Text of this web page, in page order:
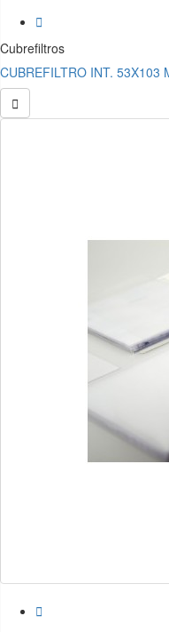

Cubrefiltros
CUBREFILTRO INT. 53X103

